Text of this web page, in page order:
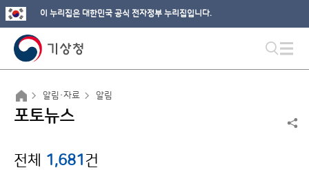
이 누리집은 대한민국 공식 전자정부 누리집입니다.
알림·자료 알림
포토뉴스
전체 1,681건